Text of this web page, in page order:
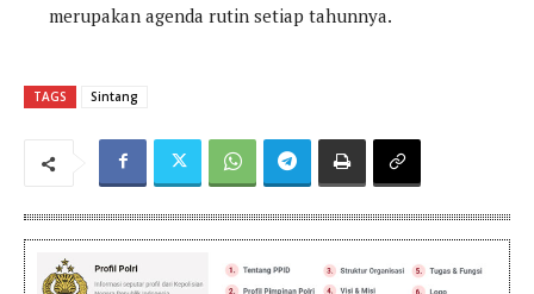
merupakan agenda rutin setiap tahunnya.
TAGS Sintang